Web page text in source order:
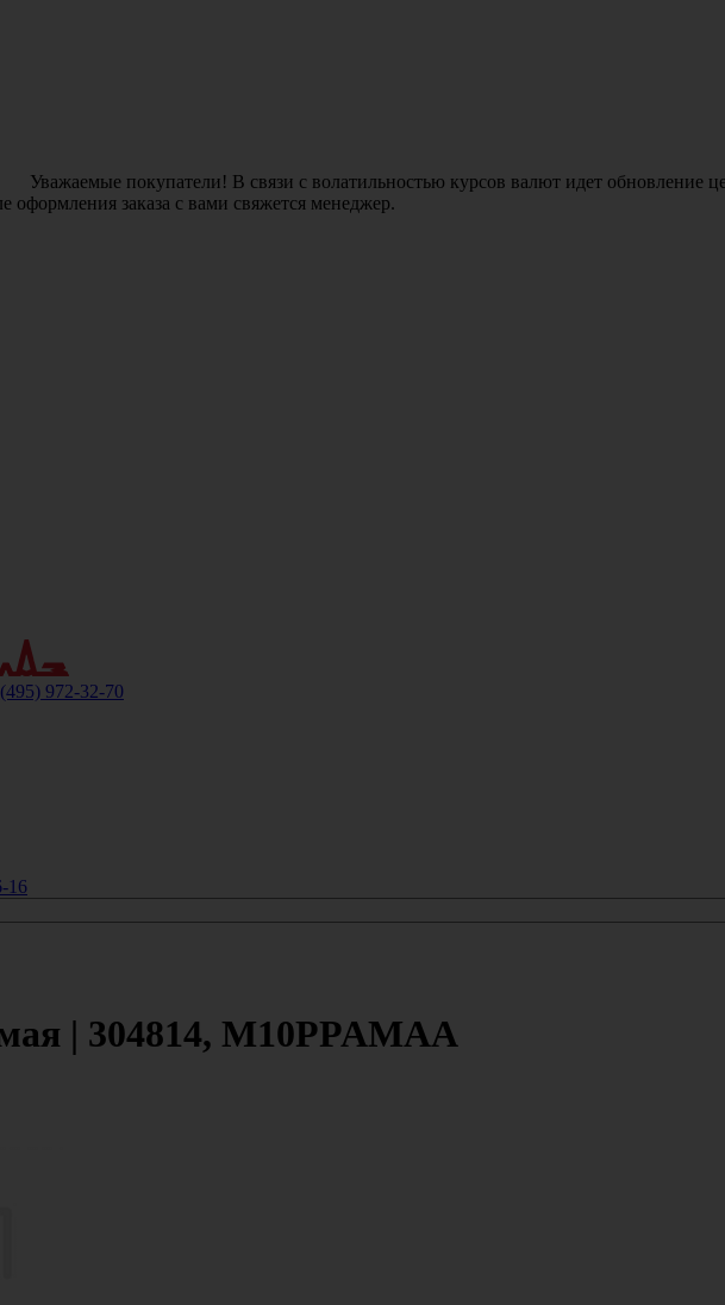
Уважаемые покупатели! В связи с волатильностью курсов валют идет обновление
оформления заказа с вами свяжется менеджер.
972-32-70
16
| 304814, M10PPAMAA